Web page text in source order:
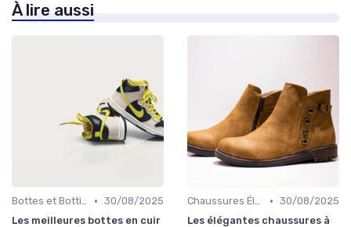
À lire aussi
Bottes et Bottines • 30/08/2025
Les meilleures bottes en cuir
Chaussures Élégantes et de Cérémonie • 30/08/2025
Les élégantes chaussures à